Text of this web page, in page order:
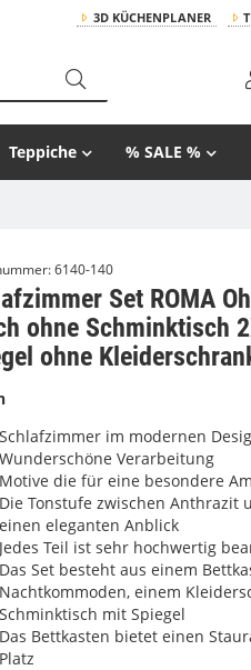
3D KÜCHENPLANER
Teppiche % SALE %
6140-140
Set ROMA
ohne Schminktisch
ohne
Schlafzimmer im modernen
Wunderschöne Verarbeitung
Motive die für eine besondere
Die Tonstufe zwischen Anthrazit
einen eleganten Anblick
Jedes Teil ist sehr hochwertig
Das Set besteht aus einem
Nachtkommoden, einem
Schminktisch mit Spiegel
Das Bettkasten bietet einen
Platz